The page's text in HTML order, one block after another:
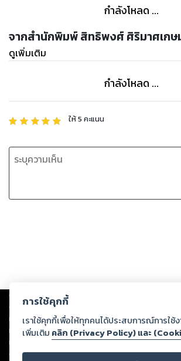
กำลังโหลด ...
จากสำนักพิมพ์ สิทธิพงศ์ ศิริมาศเกษ
ดูเพิ่มเติม
กำลังโหลด ...
ให้5 คะแนน
Copyright © 2026
ต่อผลงานหรือเนื้อหาใดที่อัปโหลดผ่านเว็บไซต์และปรากฏ
ทรัพย์สินทางปัญญาของบุคคลอื่นหรือขัดต่อกฎหมายแล
ทุกท่านโปรดใช้วิจารณญาณในการกลั่นกรองด้วยตนเอง
หนึ่งส่วนใดขัดต่อกฎหมายและศีลธรรม กรุณาแจ้งมายังบ
ดำเนินการในทันที ทั้งนี้ ทางสตอรี่ล็อกขอสงวนลิขสิท
การใช้คุกกี้
เราใช้คุกกี้เพื่อให้ทุกคนได้ประสบการณ์การใช้
เพิ่มเติม คลิก (Privacy Policy) และ